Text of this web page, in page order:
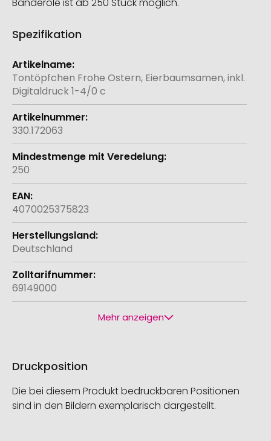
Banderole ist ab 250 Stück möglich.
Spezifikation
Weitere
Informationen
Tontöpfchen Frohe Ostern, Eierbaumsamen, inkl.
Digitaldruck 1-4/0 c
330.172063
250
4070025375823
Deutschland
69149000
Mehr anzeigen
Druckposition
Die bei diesem Produkt bedruckbaren Positionen
sind in den Bildern exemplarisch dargestellt.